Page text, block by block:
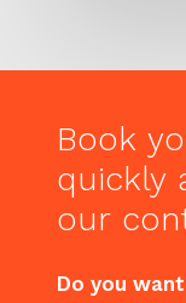
Book
quickly
our
Do you